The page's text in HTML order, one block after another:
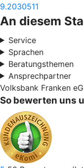
9.2030511
An diesem
Service
Sprachen
Beratungsthemen
Ansprechpartner
Volksbank Franken eG
So bewerten uns